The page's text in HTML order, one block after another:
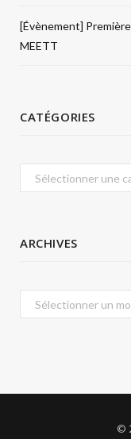
[Évènement]
MEETT
CATÉGORIES
Catégories
ARCHIVES
Archives
©